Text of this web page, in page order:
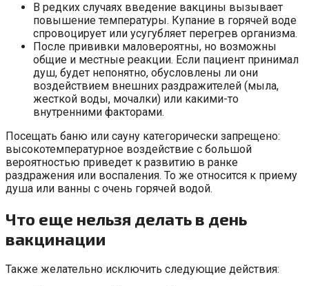
В редких случаях введение вакцины вызывает
повышение температуры. Купание в горячей воде
спровоцирует или усугубляет перегрев организма.
После прививки маловероятны, но возможны
общие и местные реакции. Если пациент принимал
душ, будет непонятно, обусловлены ли они
воздействием внешних раздражителей (мыла,
жесткой воды, мочалки) или какими-то
внутренними факторами.
Посещать баню или сауну категорически запрещено:
высокотемпературное воздействие с большой
вероятностью приведет к развитию в ранке
раздражения или воспаления. То же относится к приему
душа или ванны с очень горячей водой.
Что еще нельзя делать в день
вакцинации
Также желательно исключить следующие действия: